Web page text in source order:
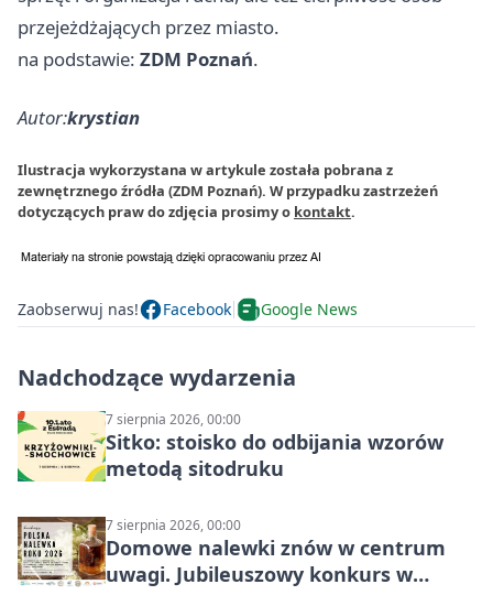
przejeżdżających przez miasto.
na podstawie: ZDM Poznań.
Autor:krystian
Ilustracja wykorzystana w artykule została pobrana z
zewnętrznego źródła (ZDM Poznań). W przypadku zastrzeżeń
dotyczących praw do zdjęcia prosimy o kontakt.
Zaobserwuj nas! Facebook Google News
Nadchodzące wydarzenia
7 sierpnia 2026, 00:00
Sitko: stoisko do odbijania wzorów
metodą sitodruku
7 sierpnia 2026, 00:00
Domowe nalewki znów w centrum
uwagi. Jubileuszowy konkurs w